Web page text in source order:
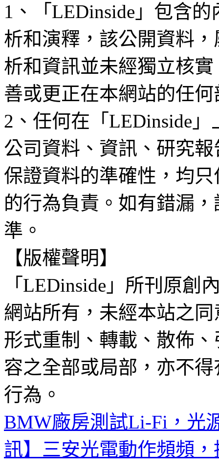
1、「LEDinside」包含
析和演釋，該公開資料
析和資訊並未經獨立核
善或更正在本網站的任
2、任何在「LEDinside
公司資料、資訊、研究
保證資料的準確性，均
的行為負責。如有錯漏
準。
【版權聲明】
「LEDinside」所刊原創
網站所有，未經本站之
形式重制、轉載、散佈
容之全部或局部，亦不
行為。
BMW廠房測試Li-Fi，光
訊】三安光電動作頻頻